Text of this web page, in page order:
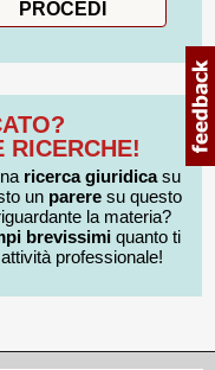
RICERCHE!
ricerca giuridicasu
un pareresu questo
la materia?
brevissimiquanto ti
professionale!